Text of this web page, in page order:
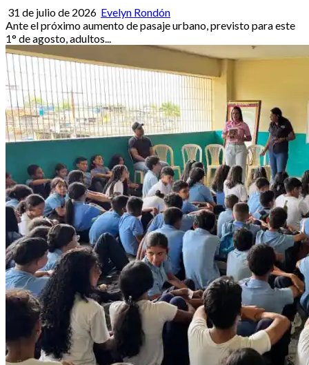
31 de julio de 2026 Evelyn Rondón
Ante el próximo aumento de pasaje urbano, previsto para este
1° de agosto, adultos...